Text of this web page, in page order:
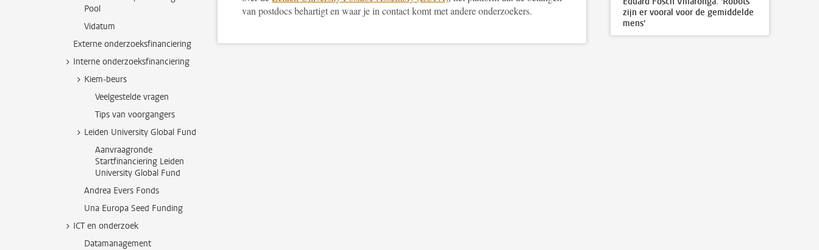
Pool
Vidatum
Externe onderzoeksfinanciering
Interne onderzoeksfinanciering
Kiem-beurs
Veelgestelde vragen
Tips van voorgangers
Leiden University Global Fund
Aanvraagronde
Startfinanciering Leiden
University Global Fund
Andrea Evers Fonds
Una Europa Seed Funding
ICT en onderzoek
Datamanagement
van postdocs behartigt en waar je in contact komt met andere onderzoekers.
zijn er vooral voor de gemiddelde
mens'